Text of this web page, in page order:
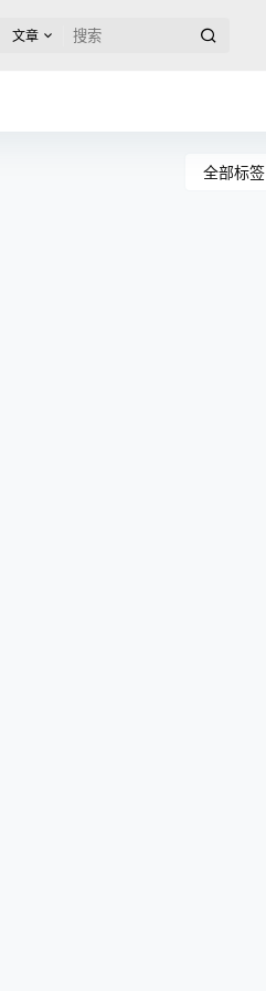
文章
全部标签